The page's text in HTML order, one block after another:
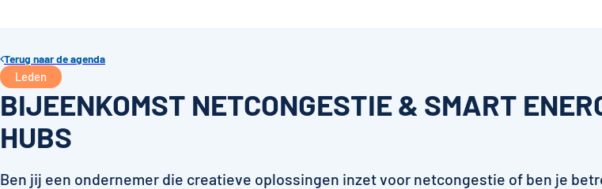
Terug naar de agenda
Leden
BIJEENKOMST NETCONGESTIE & SMART
HUBS
Ben jij een ondernemer die creatieve oplossingen inzet voor netcongestie of ben je